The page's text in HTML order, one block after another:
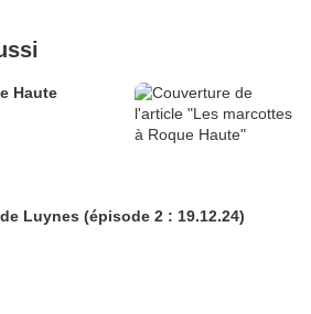
Haute
Luynes (épisode 2 : 19.12.24)